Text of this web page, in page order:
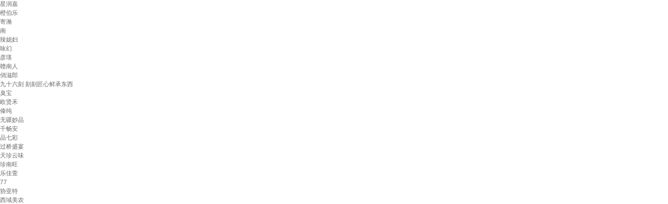
星润嘉
橙伯乐
寄漪
南
辣媳妇
咏幻
彦瑛
赣南人
俏滋郎
九十六刻 刻刻匠心鲜承东西
臭宝
欧贤禾
傣纯
无疆妙品
千畅安
品七彩
过桥盛宴
天珍云味
珍南旺
乐佳萱
77
协亚特
西域美农